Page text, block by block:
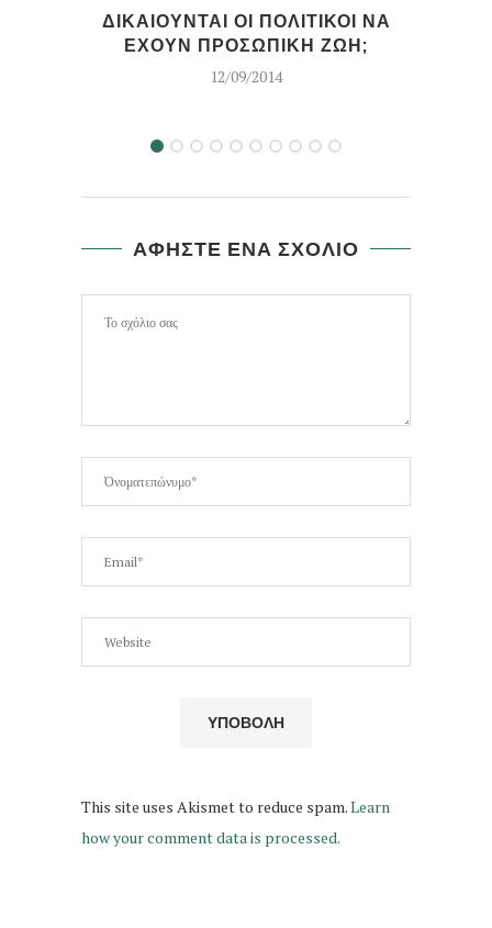
ΔΙΚΑΙΟΥΝΤΑΙ ΟΙ ΠΟΛΙΤΙΚΟΙ ΝΑ
ΕΧΟΥΝ ΠΡΟΣΩΠΙΚΗ ΖΩΗ;
12/09/2014
ΑΦΗΣΤΕ ΕΝΑ ΣΧΟΛΙΟ
This site uses Akismet to reduce spam.Learn
how your comment data is processed.